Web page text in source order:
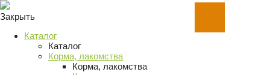
Закрыть
Каталог
Каталог
Корма, лакомства
Корма, лакомства